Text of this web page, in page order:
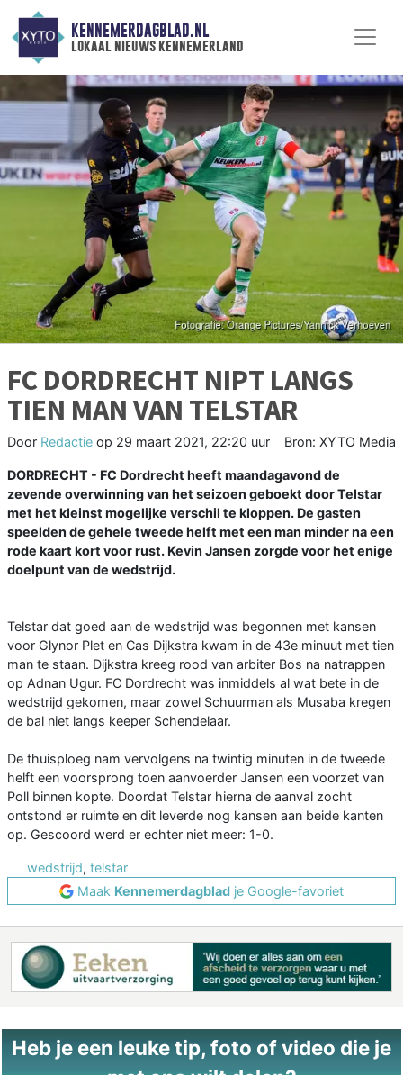
KENNEMERDAGBLAD.NL
lokaal nieuws kennemerland
FC DORDRECHT NIPT LANGS
TIEN MAN VAN TELSTAR
Door Redactie op 29 maart 2021, 22:20 uur Bron: XYTO Media
DORDRECHT - FC Dordrecht heeft maandagavond de
zevende overwinning van het seizoen geboekt door Telstar
met het kleinst mogelijke verschil te kloppen. De gasten
speelden de gehele tweede helft met een man minder na een
rode kaart kort voor rust. Kevin Jansen zorgde voor het enige
doelpunt van de wedstrijd.
Telstar dat goed aan de wedstrijd was begonnen met kansen
voor Glynor Plet en Cas Dijkstra kwam in de 43e minuut met tien
man te staan. Dijkstra kreeg rood van arbiter Bos na natrappen
op Adnan Ugur. FC Dordrecht was inmiddels al wat bete in de
wedstrijd gekomen, maar zowel Schuurman als Musaba kregen
de bal niet langs keeper Schendelaar.
De thuisploeg nam vervolgens na twintig minuten in de tweede
helft een voorsprong toen aanvoerder Jansen een voorzet van
Poll binnen kopte. Doordat Telstar hierna de aanval zocht
ontstond er ruimte en dit leverde nog kansen aan beide kanten
op. Gescoord werd er echter niet meer: 1-0.
wedstrijd, telstar
Maak Kennemerdagblad je Google-favoriet
Heb je een leuke tip, foto of video die je